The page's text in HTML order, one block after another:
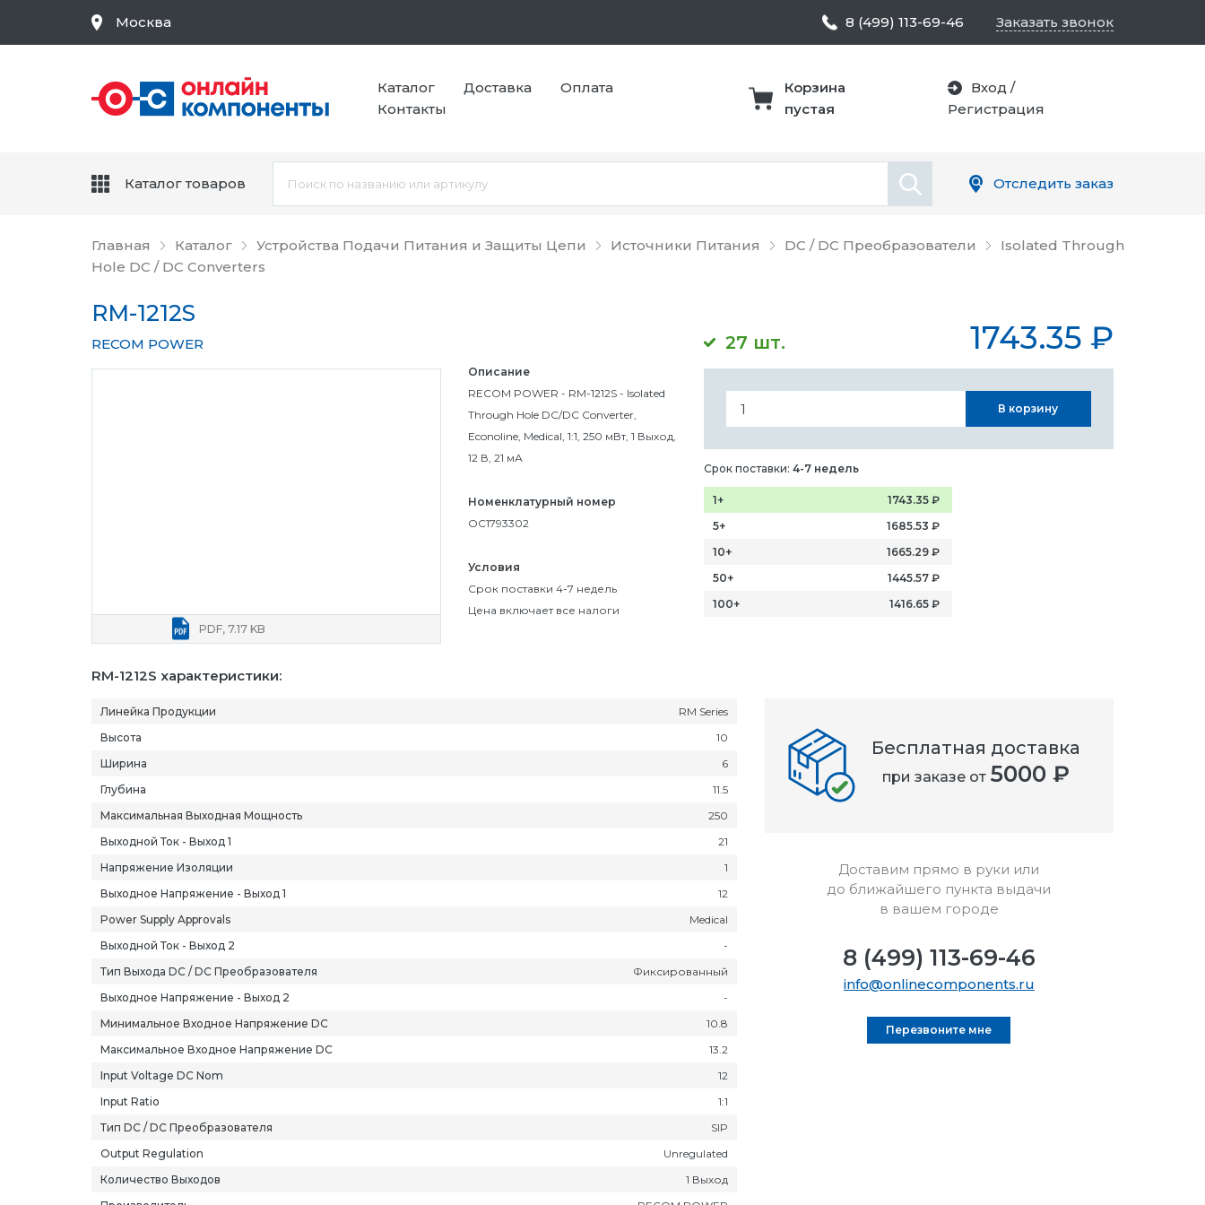
Главная Каталог Устройства Подачи Питания и Защиты Цепи Источники Питания DC / DC Преобразователи
Isolated Through
Hole DC / DC Converters
RM-1212S
RECOM POWER 27 шт. 1743.35 ₽
PDF, 7.17 KB
Описание
RECOM POWER - RM-1212S - Isolated
Through Hole DC/DC Converter,
Econoline, Medical, 1:1, 250 мВт, 1 Выход,
12 В, 21 мА
Номенклатурный номер
OC1793302
Условия
Срок поставки 4-7 недель
Цена включает все налоги
В корзину
Срок поставки: 4-7 недель
1+ 1743.35₽
5+
1685.53 ₽
10+
1665.29₽
50+
1445.57₽
100+
1416.65₽
RM-1212S характеристики:
Линейка Продукции
RM Series
Высота
10
Ширина
6
Глубина
11.5
Максимальная Выходная Мощность
250
Выходной Ток - Выход 1
21
Напряжение Изоляции
1
Выходное Напряжение - Выход 1
12
Power Supply Approvals
Medical
Выходной Ток - Выход 2
-
Тип Выхода DC / DC Преобразователя
Фиксированный
Выходное Напряжение - Выход 2
-
Минимальное Входное Напряжение DC
10.8
Максимальное Входное Напряжение DC
13.2
Input Voltage DC Nom
12
Input Ratio
1:1
Тип DC / DC Преобразователя
SIP
Output Regulation
Unregulated
Количество Выходов
1 Выход
Бесплатная доставка
при заказе от 5000 ₽
Доставим прямо в руки или
до ближайшего пункта выдачи
в вашем городе
8 (499) 113-69-46
info@onlinecomponents.ru
Перезвоните мне
Москва 8 (499) 113-69-46 Заказать звонок
Каталог Доставка
Оплата
Контакты
Корзина
пустая
Вход /
Регистрация
Каталог товаров Отследить заказ